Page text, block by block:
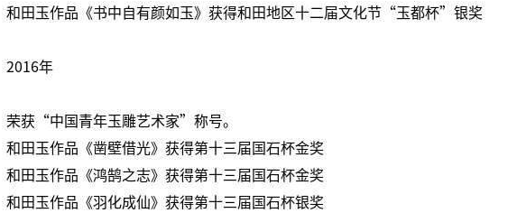
和田玉作品《书中自有颜如玉》获得和田地区十二届文化节“玉都杯”银奖
2016年
荣获“中国青年玉雕艺术家”称号。
和田玉作品《凿壁借光》获得第十三届国石杯金奖
和田玉作品《鸿鹄之志》获得第十三届国石杯金奖
和田玉作品《羽化成仙》获得第十三届国石杯银奖